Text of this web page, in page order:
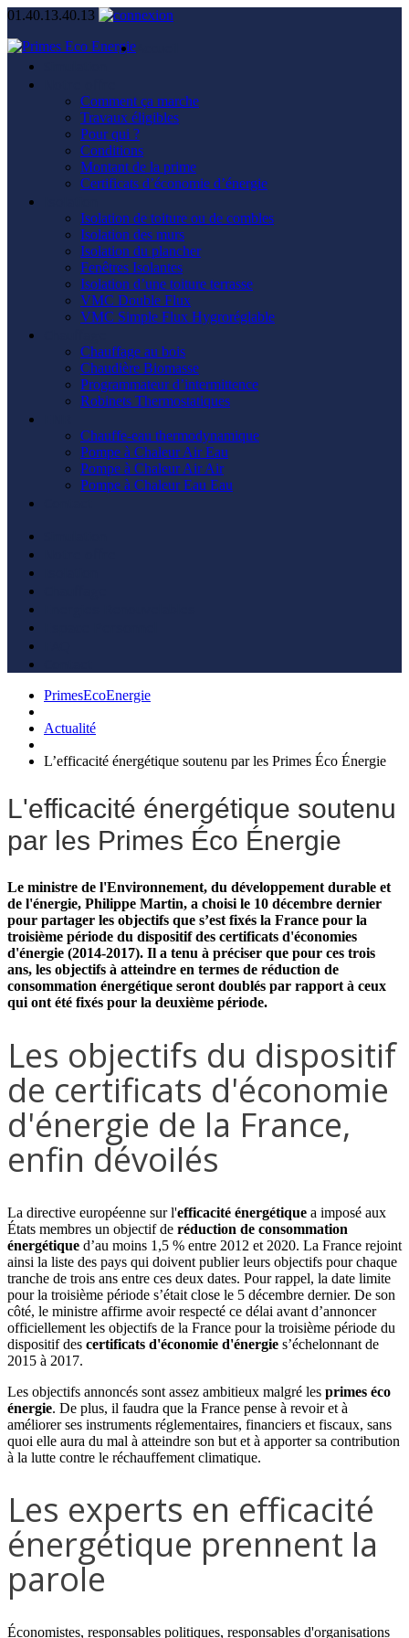
01.40.13.40.13
Comment ça marche
Travaux éligibles
Pour qui ?
Conditions
Montant de la prime
Certificats d’économie d’énergie
Isolation de toiture ou de combles
Isolation des murs
Isolation du plancher
Fenêtres Isolantes
Isolation d’une toiture terrasse
VMC Double Flux
VMC Simple Flux Hygroréglable
Chauffage au bois
Chaudière Biomasse
Programmateur d’intermittence
Robinets Thermostatiques
Chauffe-eau thermodynamique
Pompe à Chaleur Air Eau
Pompe à Chaleur Air Air
Pompe à Chaleur Eau Eau
PrimesEcoEnergie
Actualité
L’efficacité énergétique soutenu par les Primes Éco Énergie
L'efficacité énergétique soutenu
par les Primes Éco Énergie
Le ministre de l'Environnement, du développement durable et
de l'énergie, Philippe Martin, a choisi le 10 décembre dernier
pour partager les objectifs que s’est fixés la France pour la
troisième période du dispositif des certificats d'économies
d'énergie (2014-2017). Il a tenu à préciser que pour ces trois
ans, les objectifs à atteindre en termes de réduction de
consommation énergétique seront doublés par rapport à ceux
qui ont été fixés pour la deuxième période.
Les objectifs du dispositif
de certificats d'économie
d'énergie de la France,
enfin dévoilés
La directive européenne sur l'efficacité énergétique a imposé aux
États membres un objectif de réduction de consommation
énergétique d’au moins 1,5 % entre 2012 et 2020. La France rejoint
ainsi la liste des pays qui doivent publier leurs objectifs pour chaque
tranche de trois ans entre ces deux dates. Pour rappel, la date limite
pour la troisième période s’était close le 5 décembre dernier. De son
côté, le ministre affirme avoir respecté ce délai avant d’annoncer
officiellement les objectifs de la France pour la troisième période du
dispositif des certificats d'économie d'énergie s’échelonnant de
2015 à 2017.
Les objectifs annoncés sont assez ambitieux malgré les primes éco
énergie. De plus, il faudra que la France pense à revoir et à
améliorer ses instruments réglementaires, financiers et fiscaux, sans
quoi elle aura du mal à atteindre son but et à apporter sa contribution
à la lutte contre le réchauffement climatique.
Les experts en efficacité
énergétique prennent la
parole
Économistes, responsables politiques, responsables d'organisations